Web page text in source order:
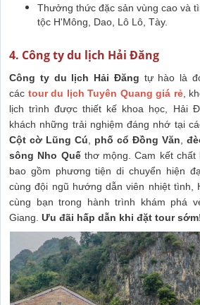
Thưởng thức đặc sản vùng cao và
tộc H'Mông, Dao, Lô Lô, Tày.
4. Công ty du lịch Hải Đăng
Công ty du lịch Hải Đăng tự hào là
các tour du lịch Tuyên Quang giá rẻ,
lịch trình được thiết kế khoa học, Hải
khách những trải nghiệm đáng nhớ tại
Cột cờ Lũng Cú
phố cổ Đồng Văn
sông Nho Quếthơ mộng. Cam kết chất
bao gồm phương tiện di chuyển hiện
cùng đội ngũ hướng dẫn viên nhiệt tình,
cùng bạn trong hành trình khám phá
Giang. Ưu đãi hấp dẫn khi đặt tour